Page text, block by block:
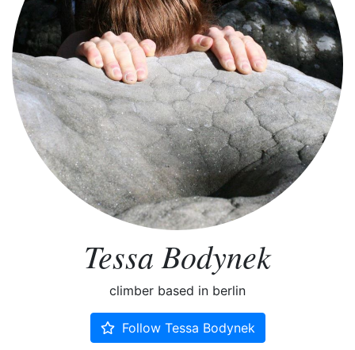
Tessa Bodynek
climber based in berlin
Follow Tessa Bodynek